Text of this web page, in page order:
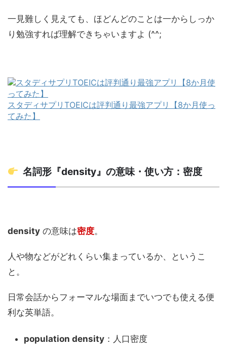
一見難しく見えても、ほどんどのことは一からしっか
り勉強すれば理解できちゃいますよ (^^;
スタディサプリTOEICは評判通り最強アプリ【8か月使っ
てみた】
名詞形『density』の意味・使い方：密度
density の意味は密度。
人や物などがどれくらい集まっているか、というこ
と。
日常会話からフォーマルな場面までいつでも使える便
利な英単語。
population density ：人口密度